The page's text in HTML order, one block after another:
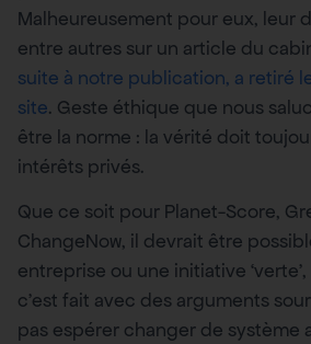
Malheureusement pour eux, leur
entre autres sur un article du
suite à notre publication, a retiré
site. Geste éthique que nous
être la norme : la vérité doit
intérêts privés.
Que ce soit pour Planet-Score,
ChangeNow, il devrait être
entreprise ou une initiative
c’est fait avec des arguments
pas espérer changer de système